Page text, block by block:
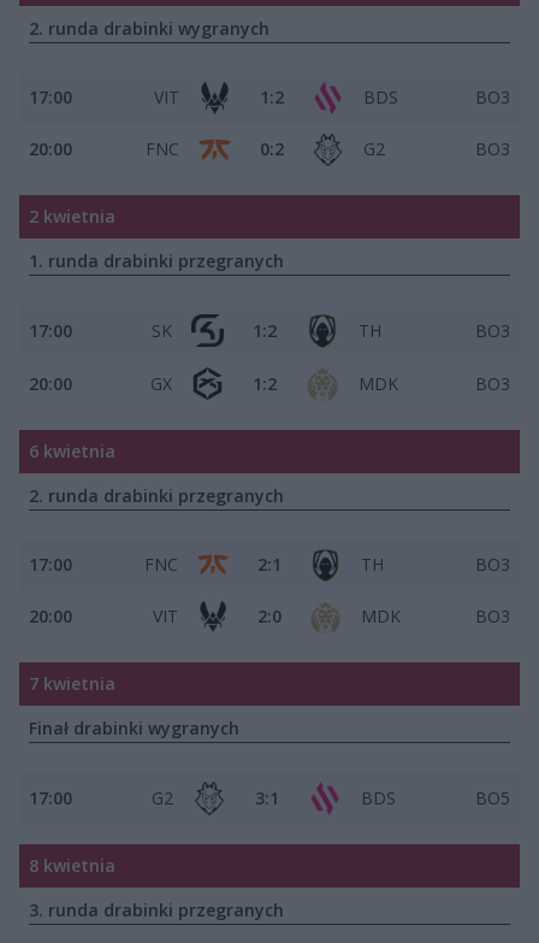
2. runda drabinki wygranych
17:00 VIT 1:2 BDS BO3
20:00 FNC 0:2 G2 BO3
2 kwietnia
1. runda drabinki przegranych
17:00 SK 1:2 TH BO3
20:00 GX 1:2 MDK BO3
6 kwietnia
2. runda drabinki przegranych
17:00 FNC 2:1 TH BO3
20:00 VIT 2:0 MDK BO3
7 kwietnia
Finał drabinki wygranych
17:00 G2 3:1 BDS BO5
8 kwietnia
3. runda drabinki przegranych